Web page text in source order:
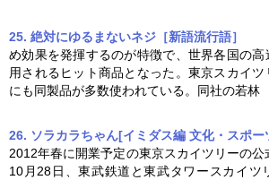
25. 絶対にゆるまないネジ［新語流行語］
め効果を発揮するのが特徴で、世界各国の
用されるヒット商品となった。 東京スカイツ
にも同製品が多数使われている。同社の若林
26. ソラカラちゃん[イミダス編 文化・スポー
2012年春に開業予定の東京スカイツリーの公
10月28日、東武鉄道と東武タワースカイツ